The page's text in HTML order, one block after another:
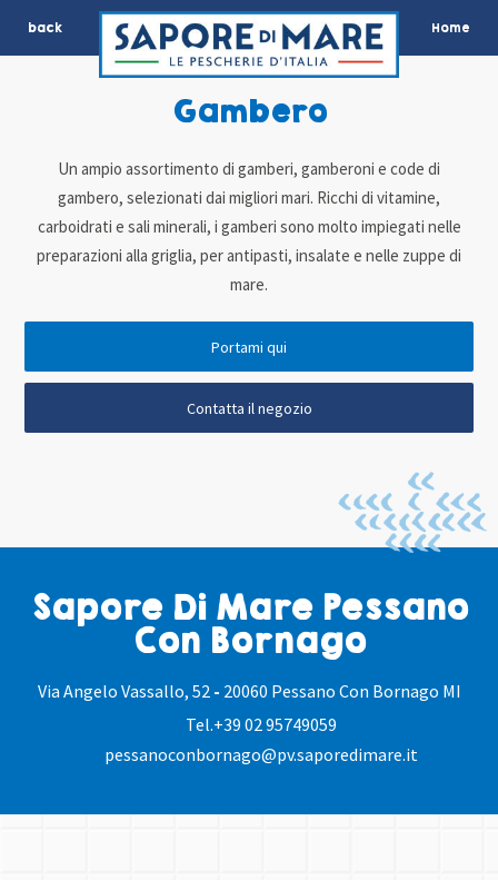
back Home
Sapore Di Mare Pessano
Con Bornago
Via Angelo Vassallo, 52 - 20060 Pessano Con Bornago MI
Tel.+39 02 95749059
pessanoconbornago@pv.saporedimare.it
Gambero
Un ampio assortimento di gamberi, gamberoni e code di
gambero, selezionati dai migliori mari. Ricchi di vitamine,
carboidrati e sali minerali, i gamberi sono molto impiegati nelle
preparazioni alla griglia, per antipasti, insalate e nelle zuppe di
mare.
Portami qui
Contatta il negozio